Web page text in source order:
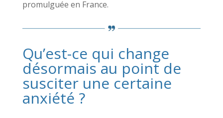
promulguée en France.
Qu’est-ce qui change
désormais au point de
susciter une certaine
anxiété ?